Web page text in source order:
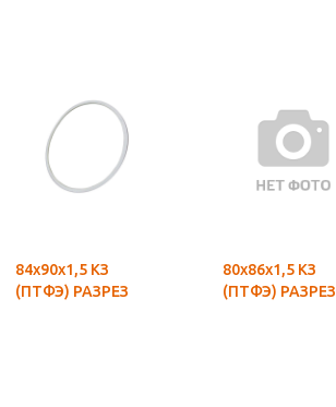
84х90х1,5 КЗ
(ПТФЭ) РАЗРЕЗ
80х86х1,5 КЗ
(ПТФЭ) РАЗРЕЗ